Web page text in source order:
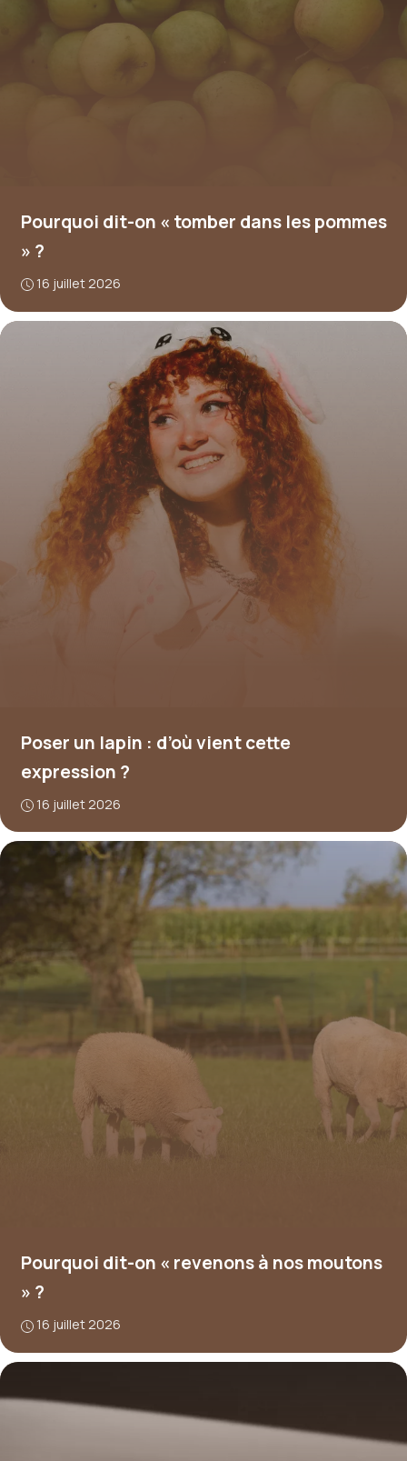
Pourquoi dit-on « tomber dans les pommes
» ?
16 juillet 2026
Poser un lapin : d’où vient cette
expression ?
16 juillet 2026
Pourquoi dit-on « revenons à nos moutons
» ?
16 juillet 2026